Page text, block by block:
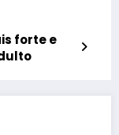
forte e